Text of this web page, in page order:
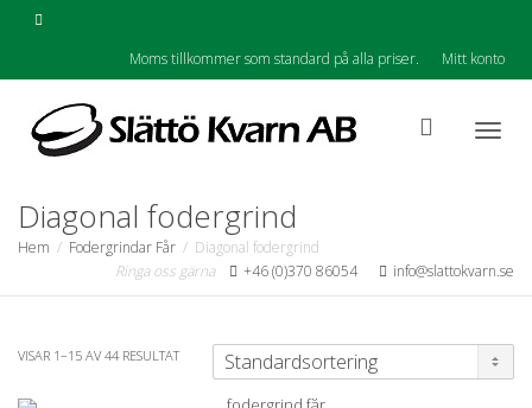
Moms tillkommer som standard på alla priser. Mitt konto
Diagonal fodergrind
Hem Fodergrindar Får
Diagonal fodergrind
Ringa oss gärna
+46 (0)370 86054 info@slattokvarn.se
VISAR 1–15 AV 44 RESULTAT